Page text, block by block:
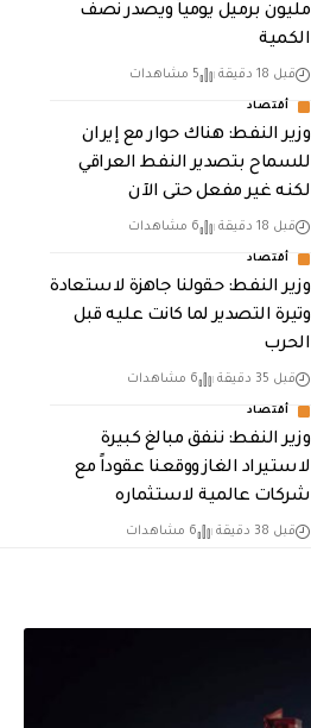
مليون برميل يومياً ويصدر نصف
الكمية
قبل 18 دقيقة 5 مشاهدات
أقتصاد
وزير النفط: هناك حوار مع إيران
للسماح بتصدير النفط العراقي
لكنه غير مفعل حتى الآن
قبل 18 دقيقة 6 مشاهدات
أقتصاد
وزير النفط: حقولنا جاهزة لاستعادة
وتيرة التصدير لما كانت عليه قبل
الحرب
قبل 35 دقيقة 6 مشاهدات
أقتصاد
وزير النفط: ننفق مبالغ كبيرة
لاستيراد الغاز ووقعنا عقوداً مع
شركات عالمية لاستثماره
قبل 38 دقيقة 6 مشاهدات